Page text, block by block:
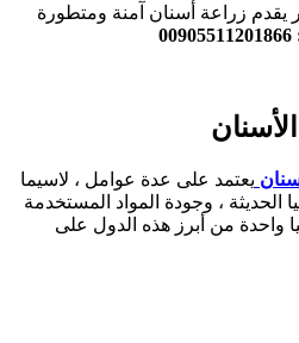
يقدم زراعة أسنان آمنة ومتطورة
يعتمد على عدة عوامل ، لاسيما
الحديثة ، وجودة المواد المستخدمة
واحدة من أبرز هذه الدول على